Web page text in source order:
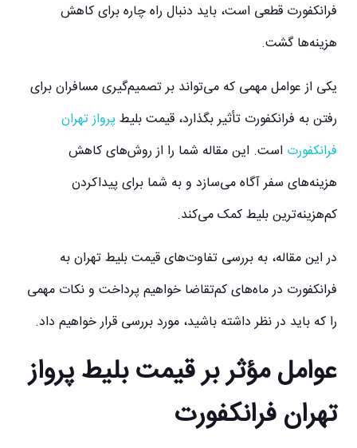
فرانکفورت قطعی است، باید دنبال راه چاره برای کاهش
هزینه‌ها گشت.
یکی از عوامل مهمی که می‌تواند بر تصمیم‌گیری مسافران برای
رفتن به فرانکفورت تأثیر بگذارد، قیمت بلیطپرواز تهران
فرانکفورت است. این مقاله شما را از روش‌های کاهش
هزینه‌های سفر آگاه می‌سازد و به شما برای پیداکردن
کم‌هزینه‌ترین بلیط کمک می‌کند.
در این مقاله، به بررسی تفاوت‌های قیمت بلیط تهران به
فرانکفورت در ماه‌های کم‌تقاضا خواهیم پرداخت و نکات مهمی
را که باید در نظر داشته باشید، مورد بررسی قرار خواهیم داد.
عوامل مؤثر بر قیمت بلیط پرواز
تهران فرانکفورت